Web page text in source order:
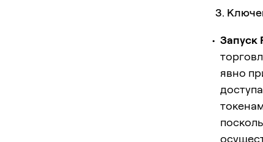
3.
Запуск
явно